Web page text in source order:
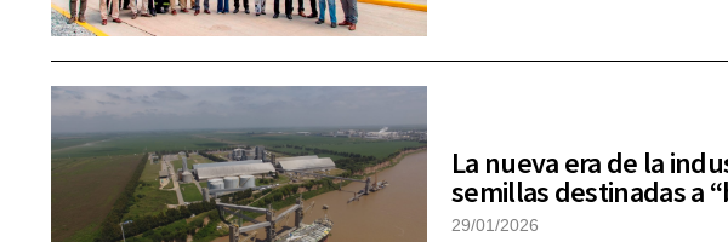
La nueva era de la
semillas destinadas a
29/01/2026